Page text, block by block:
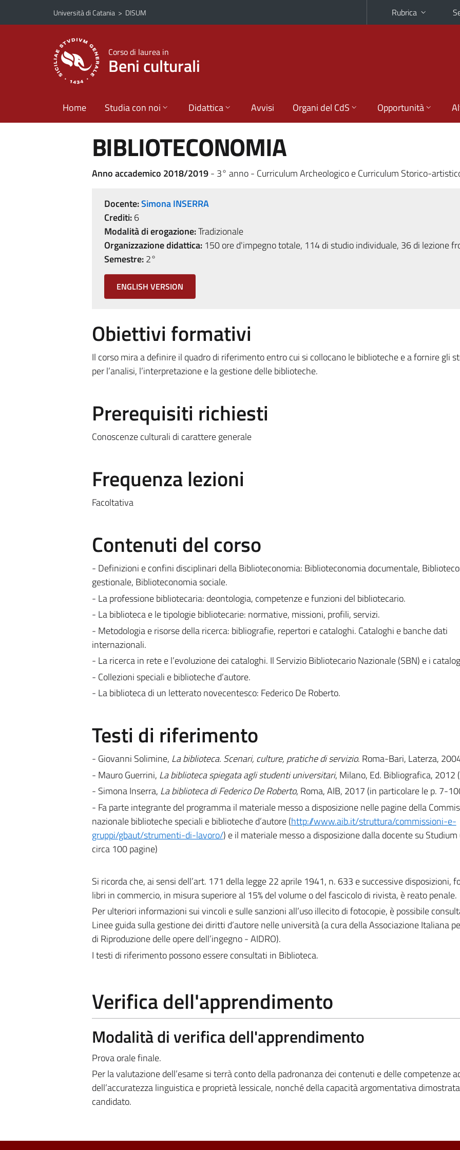
Vai al contenuto principale
Vai al menu di navigazione
Università di Catania > DISUM Rubrica
Corso di laurea in
Beni culturali
Home Studia con noi Didattica Avvisi Organi del CdS Opportunità
BIBLIOTECONOMIA
Anno accademico 2018/2019- 3° anno - Curriculum Archeologico e Curriculum Storico-
Docente:Simona INSERRA
Crediti:6
Modalità di erogazione:Tradizionale
Organizzazione didattica:150 ore d'impegno totale, 114 di studio individuale, 36 di lezione
Semestre:2°
ENGLISH VERSION
Obiettivi formativi
Il corso mira a definire il quadro di riferimento entro cui si collocano le biblioteche e a fornire gli
per l’analisi, l’interpretazione e la gestione delle biblioteche.
Prerequisiti richiesti
Conoscenze culturali di carattere generale
Frequenza lezioni
Facoltativa
Contenuti del corso
- Definizioni e confini disciplinari della Biblioteconomia: Biblioteconomia documentale,
gestionale, Biblioteconomia sociale.
- La professione bibliotecaria: deontologia, competenze e funzioni del bibliotecario.
- La biblioteca e le tipologie bibliotecarie: normative, missioni, profili, servizi.
- Metodologia e risorse della ricerca: bibliografie, repertori e cataloghi. Cataloghi e banche dati
internazionali.
- La ricerca in rete e l’evoluzione dei cataloghi. Il Servizio Bibliotecario Nazionale (SBN) e i
- Collezioni speciali e biblioteche d’autore.
- La biblioteca di un letterato novecentesco: Federico De Roberto.
Testi di riferimento
- Giovanni Solimine, La biblioteca. Scenari, culture, pratiche di servizio. Roma-Bari, Laterza,
- Mauro Guerrini, La biblioteca spiegata agli studenti universitari, Milano, Ed. Bibliografica, 2012
- Simona Inserra, La biblioteca di Federico De Roberto, Roma, AIB, 2017 (in particolare le p. 7-
- Fa parte integrante del programma il materiale messo a disposizione nelle pagine della
nazionale biblioteche speciali e biblioteche d’autore (http://www.aib.it/struttura/commissioni-e-
gruppi/gbaut/strumenti-di-lavoro/) e il materiale messo a disposizione dalla docente su
circa 100 pagine)
Si ricorda che, ai sensi dell’art. 171 della legge 22 aprile 1941, n. 633 e successive disposizioni,
libri in commercio, in misura superiore al 15% del volume o del fascicolo di rivista, è reato penale.
Per ulteriori informazioni sui vincoli e sulle sanzioni all’uso illecito di fotocopie, è possibile
Linee guida sulla gestione dei diritti d’autore nelle università (a cura della Associazione Italiana
di Riproduzione delle opere dell’ingegno - AIDRO).
I testi di riferimento possono essere consultati in Biblioteca.
Verifica dell'apprendimento
Modalità di verifica dell'apprendimento
Prova orale finale.
Per la valutazione dell’esame si terrà conto della padronanza dei contenuti e delle competenze
dell’accuratezza linguistica e proprietà lessicale, nonché della capacità argomentativa
candidato.